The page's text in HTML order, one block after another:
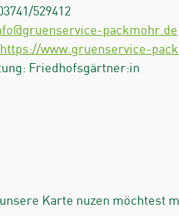
529412
packmohr.de
https://www.gruenservice-
Friedhofsgärtner:in
Karte nuzen möchtest